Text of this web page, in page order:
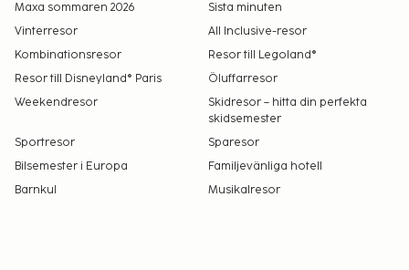
Maxa sommaren 2026
Sista minuten
Vinterresor
All Inclusive-resor
Kombinationsresor
Resor till Legoland®
Resor till Disneyland® Paris
Öluffarresor
Weekendresor
Skidresor – hitta din perfekta
skidsemester
Sportresor
Sparesor
Bilsemester i Europa
Familjevänliga hotell
Barnkul
Musikalresor